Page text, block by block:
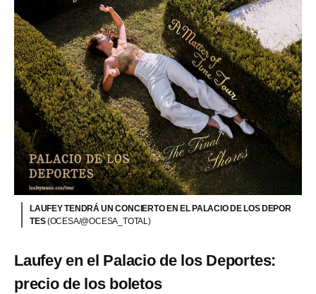
LAUFEY TENDRÁ UN CONCIERTO EN EL PALACIO DE LOS DEPOR
TES(OCESA/@OCESA_TOTAL)
Laufey en el Palacio de los Deportes:
precio de los boletos